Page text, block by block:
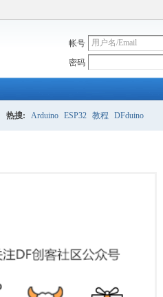
帐号
密码
热搜: Arduino ESP32 教程 DFduino